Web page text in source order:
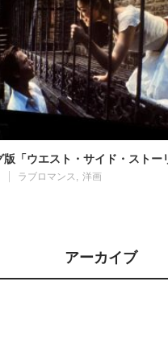
版「ウエスト・サイド・ストー
ラブロマンス 洋画
アーカイブ